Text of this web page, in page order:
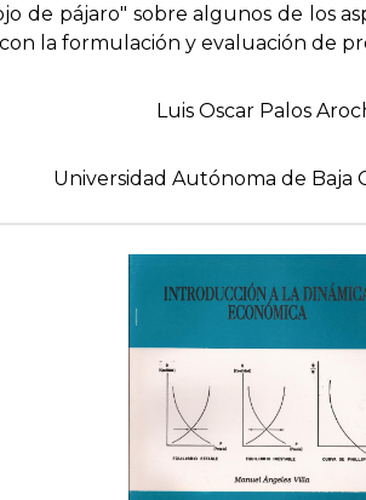
de pájaro" sobre algunos de los
la formulación y evaluación de
Luis Oscar Palos
Universidad Autónoma de Baja